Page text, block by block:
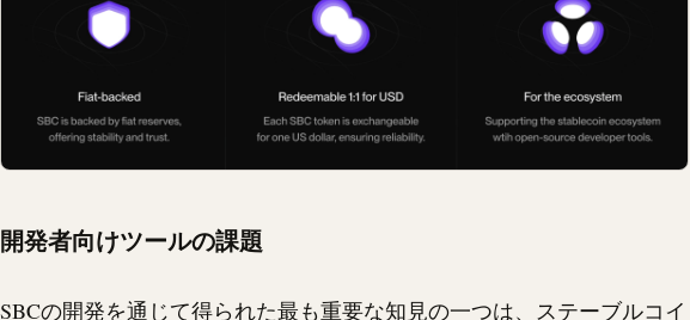
開発者向けツールの課題
SBCの開発を通じて得られた最も重要な知見の一つは、ステーブルコイ